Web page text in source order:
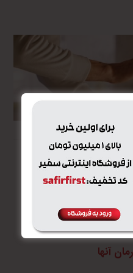
و میوه برای صورت پر
ای و اصولی
آنها